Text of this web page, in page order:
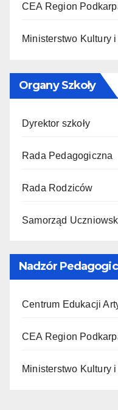
CEA Region
Ministerstwo Kultury
Organy Szkoły
Dyrektor szkoły
Rada Pedagogiczna
Rada Rodziców
Samorząd
Nadzór
Centrum Edukacji
CEA Region
Ministerstwo Kultury